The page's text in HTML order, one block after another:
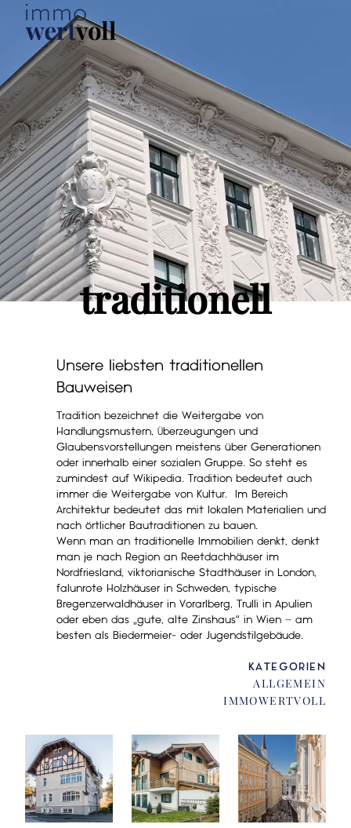
traditionell
Unsere liebsten traditionellen
Bauweisen
Tradition bezeichnet die Weitergabe von
Handlungsmustern, Überzeugungen und
Glaubensvorstellungen meistens über Generationen
oder innerhalb einer sozialen Gruppe. So steht es
zumindest auf Wikipedia. Tradition bedeutet auch
immer die Weitergabe von Kultur. Im Bereich
Architektur bedeutet das mit lokalen Materialien und
nach örtlicher Bautraditionen zu bauen.
Wenn man an traditionelle Immobilien denkt, denkt
man je nach Region an Reetdachhäuser im
Nordfriesland, viktorianische Stadthäuser in London,
falunrote Holzhäuser in Schweden, typische
Bregenzerwaldhäuser in Vorarlberg, Trulli in Apulien
oder eben das „gute, alte Zinshaus“ in Wien – am
besten als Biedermeier- oder Jugendstilgebäude.
KATEGORIEN
ALLGEMEIN
IMMOWERTVOLL